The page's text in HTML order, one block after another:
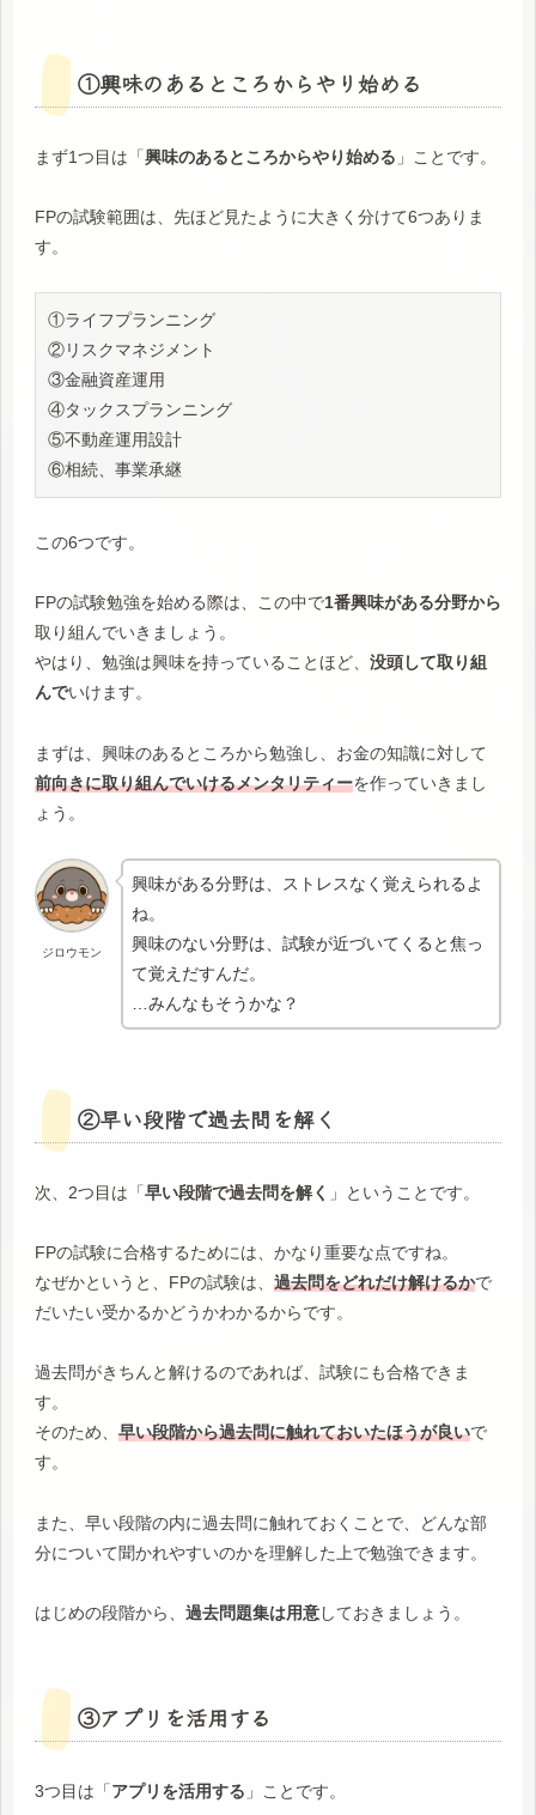
①興味のあるところからやり始める
まず1つ目は「興味のあるところからやり始める 」ことです。
FPの試験範囲は、先ほど見たように大きく分けて6つありま
す。
①ライフプランニング
②リスクマネジメント
③金融資産運用
④タックスプランニング
⑤不動産運用設計
⑥相続、事業承継
この6つです。
FPの試験勉強を始める際は、この中で1番興味がある分野から
取り組んでいきましょう。
やはり、勉強は興味を持っていることほど、 没頭して取り組
んでいけます。
まずは、興味のあるところから勉強し、お金の知識に対して
前向きに取り組んでいけるメンタリティーを作っていきまし
ょう。
ジロウモン
興味がある分野は、ストレスなく覚えられるよ
ね。
興味のない分野は、試験が近づいてくると焦っ
て覚えだすんだ。
…みんなもそうかな？
②早い段階で過去問を解く
次、2つ目は「早い段階で過去問を解く 」ということです。
FPの試験に合格するためには、かなり重要な点ですね。
なぜかというと、FPの試験は、 過去問をどれだけ解けるかで
だいたい受かるかどうかわかるからです。
過去問がきちんと解けるのであれば、試験にも合格できま
す。
そのため、 早い段階から過去問に触れておいたほうが良いで
す。
また、早い段階の内に過去問に触れておくことで、どんな部
分について聞かれやすいのかを理解した上で勉強できます。
はじめの段階から、 過去問題集は用意しておきましょう。
③アプリを活用する
3つ目は「アプリを活用する 」ことです。